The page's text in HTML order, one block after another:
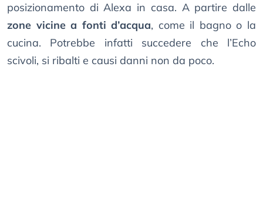
posizionamento di Alexa in casa. A partire dalle
zone vicine a fonti d’acqua, come il bagno o la
cucina. Potrebbe infatti succedere che l’Echo
scivoli, si ribalti e causi danni non da poco.